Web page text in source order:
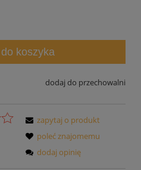
do koszyka
dodaj do przechowalni
zapytaj o produkt
poleć znajomemu
dodaj opinię